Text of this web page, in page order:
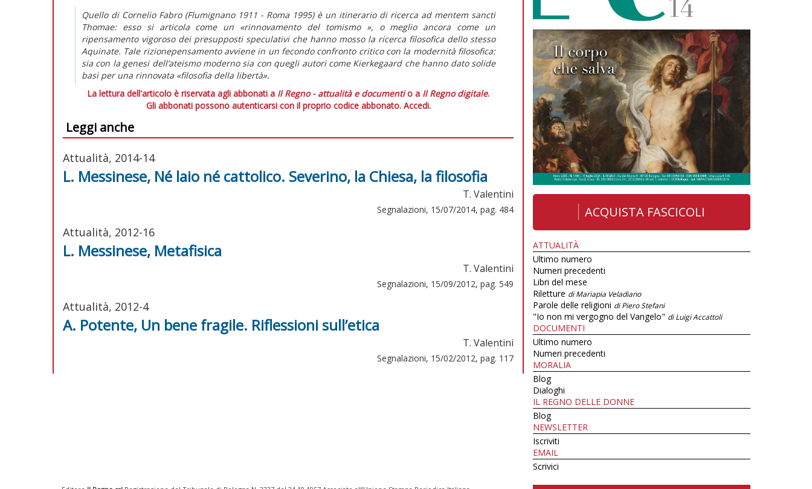
Quello di Cornelio Fabro (Flumignano 1911 - Roma 1995) è un itinerario di ricerca ad mentem sancti
Thomae: esso si articola come un «rinnovamento del tomismo », o meglio ancora come un
ripensamento vigoroso dei presupposti speculativi che hanno mosso la ricerca filosofica dello stesso
Aquinate. Tale rizionepensamento avviene in un fecondo confronto critico con la modernità filosofica:
sia con la genesi dell’ateismo moderno sia con quegli autori come Kierkegaard che hanno dato solide
basi per una rinnovata «filosofia della libertà».
La lettura dell'articolo è riservata agli abbonati a Il Regno - attualità e documentio a Il Regno digitale.
Gli abbonati possono autenticarsi con il proprio codice abbonato. Accedi.
Leggi anche
Attualità, 2014-14
L. Messinese, Né laio né cattolico. Severino, la Chiesa, la filosofia
T. Valentini
Segnalazioni, 15/07/2014, pag. 484
Attualità, 2012-16
L. Messinese, Metafisica
T. Valentini
Segnalazioni, 15/09/2012, pag. 549
Attualità, 2012-4
A. Potente, Un bene fragile. Riflessioni sull’etica
T. Valentini
Segnalazioni, 15/02/2012, pag. 117
ACQUISTA FASCICOLI
ATTUALITÀ
Ultimo numero
Numeri precedenti
Libri del mese
Riletture di Mariapia Veladiano
Parole delle religioni di Piero Stefani
"Io non mi vergogno del Vangelo" di Luigi Accattoli
DOCUMENTI
Ultimo numero
Numeri precedenti
MORALIA
Blog
Dialoghi
IL REGNO DELLE DONNE
Blog
NEWSLETTER
Iscriviti
EMAIL
Scrivici